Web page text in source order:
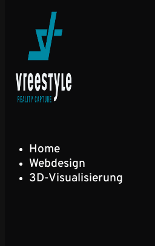
Home
Webdesign
3D-Visualisierung